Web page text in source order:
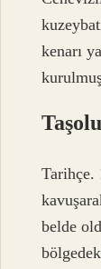
kenarı
Tarihçe.
belde